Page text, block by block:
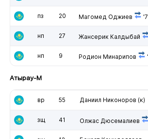
пз 20 Магомед Оджиев
нп 27 Жансерик Калдыбай
нп 9 Родион Минарипов
Атырау-М
вр 55 Даниил Никоноров (к)
зщ 41 Олжас Дюсемалиев